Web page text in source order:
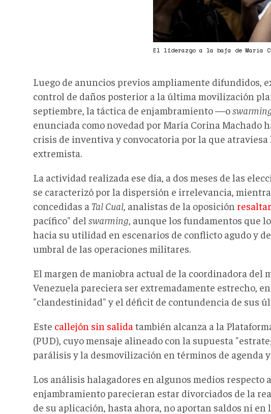
El liderazgo a la baja de María
Luego de anuncios previos ampliamente difundidos,
control de daños posterior a la última movilización
septiembre, la táctica de enjambramiento —o
enunciada como novedad por María Corina Machado
crisis de inventiva y convocatoria por la que atraviesa
extremista.
La actividad realizada ese día, a dos meses de las
se caracterizó por la dispersión e irrelevancia,
concedidas a Tal Cual, analistas de la oposición
pacífico" del swarming, aunque los fundamentos que
hacia su utilidad en escenarios de conflicto agudo y
umbral de las operaciones militares.
El margen de maniobra actual de la coordinadora del
Venezuela pareciera ser extremadamente estrecho,
"clandestinidad" y el déficit de contundencia de sus
Este callejón sin salida también alcanza a la
(PUD), cuyo mensaje alineado con la supuesta
parálisis y la desmovilización en términos de agenda
Los análisis halagadores en algunos medios respecto
enjambramiento parecieran estar divorciados de la
de su aplicación, hasta ahora, no aportan saldos ni